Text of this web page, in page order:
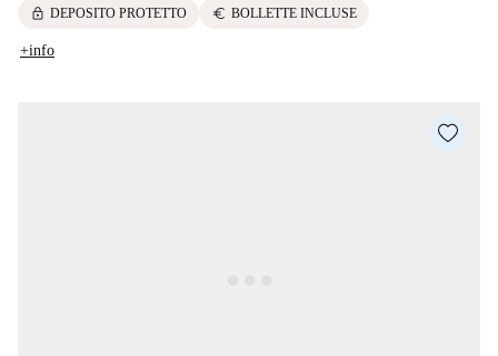
lock DEPOSITO PROTETTO euro BOLLETTE INCLUSE
+info